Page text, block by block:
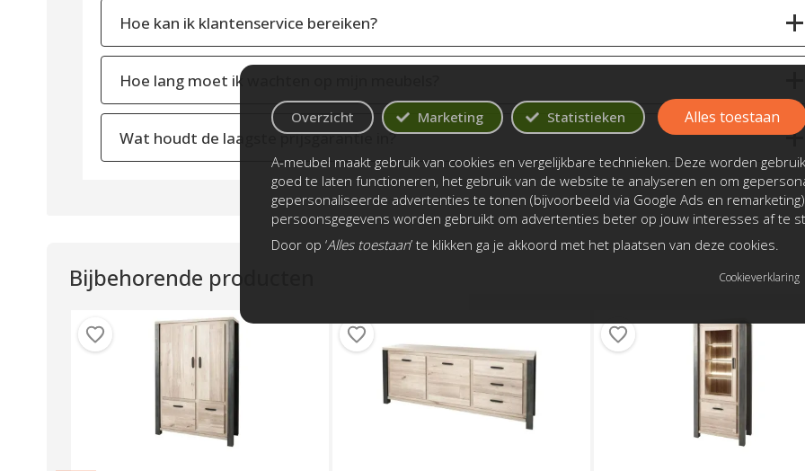
Hoe kan ik klantenservice bereiken?
Hoe lang moet ik wachten op mijn meubels?
Wat houdt de laagste prijsgarantie in?
Bijbehorende producten
Overzicht Marketing Statistieken
A-meubel maakt gebruik van cookies en vergelijkbare technieken. Deze worden
goed te laten functioneren, het gebruik van de website te analyseren en om
gepersonaliseerde advertenties te tonen (bijvoorbeeld via Google Ads en
persoonsgegevens worden gebruikt om advertenties beter op jouw interesses af te
Door op ‘Alles toestaan’ te klikken ga je akkoord met het plaatsen van deze cookies.
Alles toestaan
Cookieverklaring